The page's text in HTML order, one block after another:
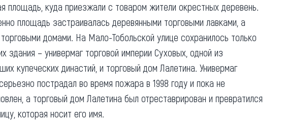
площадь, куда приезжали с товаром жители окрестных деревень.
площадь застраивалась деревянными торговыми лавками, а
домами. На Мало-Тобольской улице сохранилось только
здания – универмаг торговой империи Суховых, одной из
купеческих династий, и торговый дом Лалетина. Универмаг
пострадал во время пожара в 1998 году и пока не
а торговый дом Лалетина был отреставрирован и превратился
которая носит его имя.